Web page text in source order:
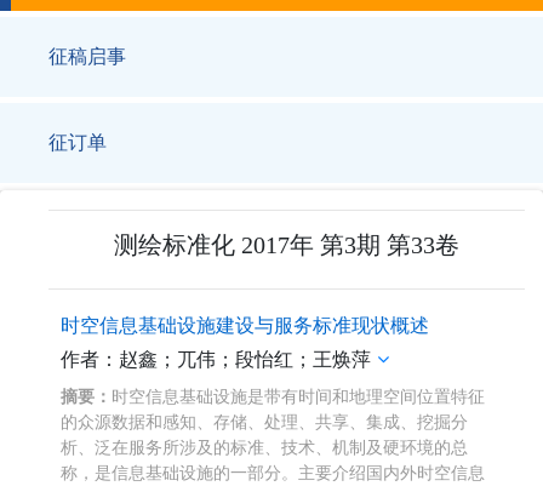
征稿启事
征订单
测绘标准化 2017年 第3期 第33卷
时空信息基础设施建设与服务标准现状概述
作者：赵鑫；兀伟；段怡红；王焕萍
摘要： 时空信息基础设施是带有时间和地理空间位置特征
的众源数据和感知、存储、处理、共享、集成、挖掘分
析、泛在服务所涉及的标准、技术、机制及硬环境的总
称，是信息基础设施的一部分。主要介绍国内外时空信息